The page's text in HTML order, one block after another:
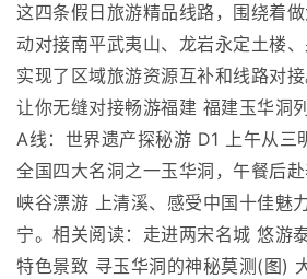
这四条假日旅游精品线路，围绕着
动对接南平武夷山、龙岩永定土楼、
实现了区域旅游资源互补和线路对
让你无缝对接畅游福建 福建玉华洞
A线：世界遗产探秘游 D1 上午从三
全国四大名洞之一玉华洞，午餐后
峡谷漂游 上清溪、感受中国十佳魅
宁。相关阅读：走进两宋名城 悠游
特色景致 寻玉华洞的神秘莫测(图)